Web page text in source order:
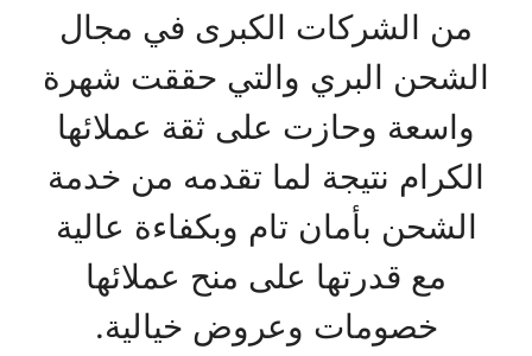
من الشركات الكبرى في مجال
الشحن البري والتي حققت شهرة
واسعة وحازت على ثقة عملائها
الكرام نتيجة لما تقدمه من خدمة
الشحن بأمان تام وبكفاءة عالية
مع قدرتها على منح عملائها
خصومات وعروض خيالية.